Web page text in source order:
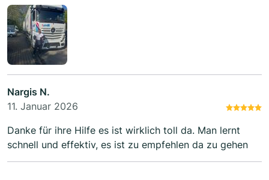
Führerschein macht, sondern auch, wie man sicher
fährt. Ihre Bemühungen werden unvergessen bleiben.
Ich bin so froh, dass ich die Gelegenheit hatte, mit
einem Fahrlehrer wie Ihnen zusammenzuarbeiten. Ich
wünsche meinen anderen Freunden schon jetzt viel
Nargis N.
11. Januar 2026
Danke für ihre Hilfe es ist wirklich toll da. Man lernt
schnell und effektiv, es ist zu empfehlen da zu gehen